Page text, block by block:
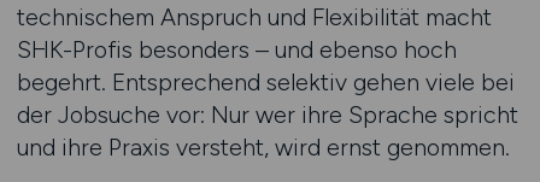
technischem Anspruch und Flexibilität macht
SHK-Profis besonders – und ebenso hoch
begehrt. Entsprechend selektiv gehen viele bei
der Jobsuche vor: Nur wer ihre Sprache spricht
und ihre Praxis versteht, wird ernst genommen.